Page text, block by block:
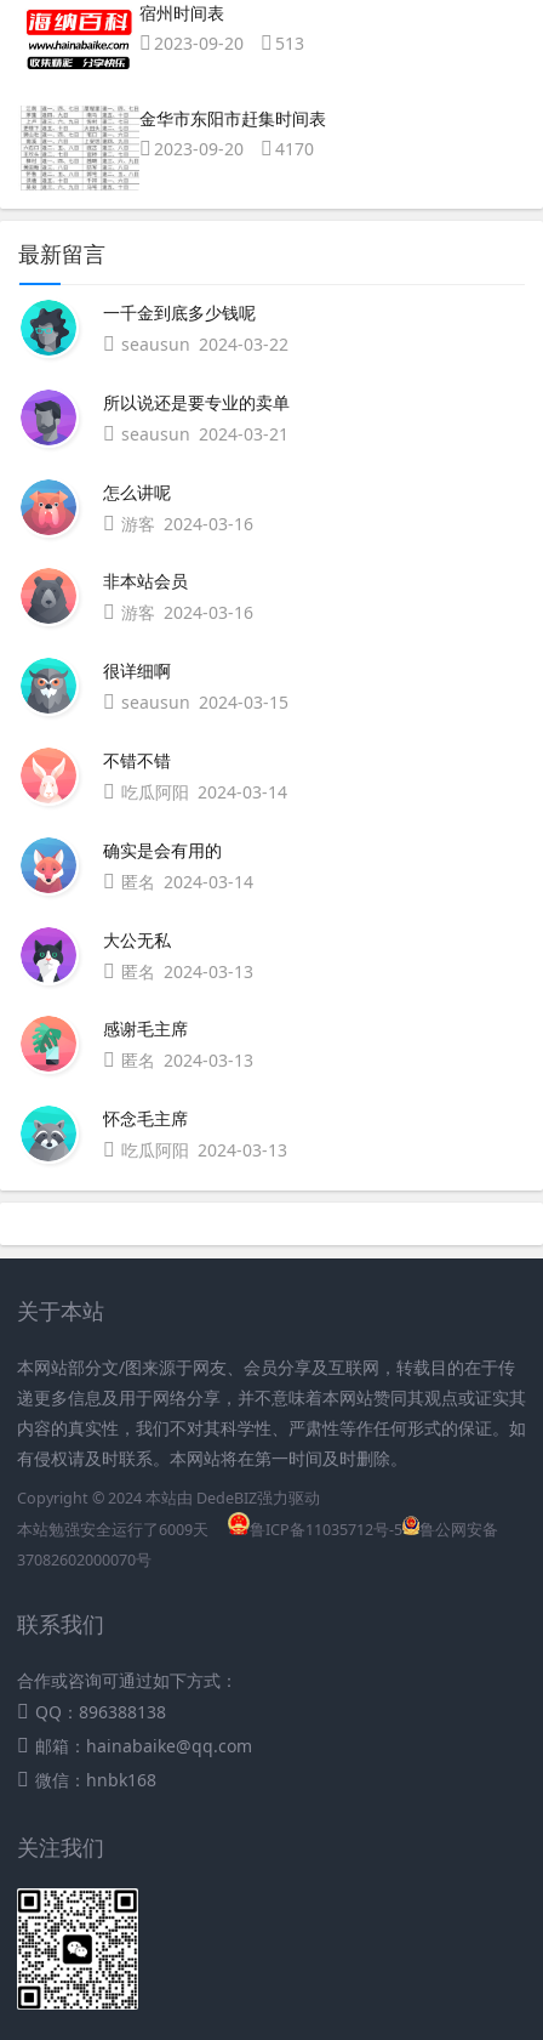
宿州时间表
2023-09-20
513
金华市东阳市赶集时间表
2023-09-20
4170
最新留言
一千金到底多少钱呢
seausun 2024-03-22
所以说还是要专业的卖单
seausun 2024-03-21
怎么讲呢
游客 2024-03-16
非本站会员
游客 2024-03-16
很详细啊
seausun 2024-03-15
不错不错
吃瓜阿阳 2024-03-14
确实是会有用的
匿名 2024-03-14
大公无私
匿名 2024-03-13
感谢毛主席
匿名 2024-03-13
怀念毛主席
吃瓜阿阳 2024-03-13
关于本站
本网站部分文/图来源于网友、会员分享及互联网，转载目的在于传
递更多信息及用于网络分享，并不意味着本网站赞同其观点或证实其
内容的真实性，我们不对其科学性、严肃性等作任何形式的保证。如
有侵权请及时联系。本网站将在第一时间及时删除。
Copyright © 2024 本站由 DedeBIZ强力驱动
本站勉强安全运行了6009天 鲁ICP备11035712号-5
鲁公网安备
37082602000070号
联系我们
合作或咨询可通过如下方式：
QQ：896388138
邮箱：hainabaike@qq.com
微信：hnbk168
关注我们